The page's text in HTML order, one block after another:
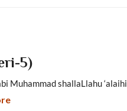
5)
Muhammad shallaLlahu ‘alaihi